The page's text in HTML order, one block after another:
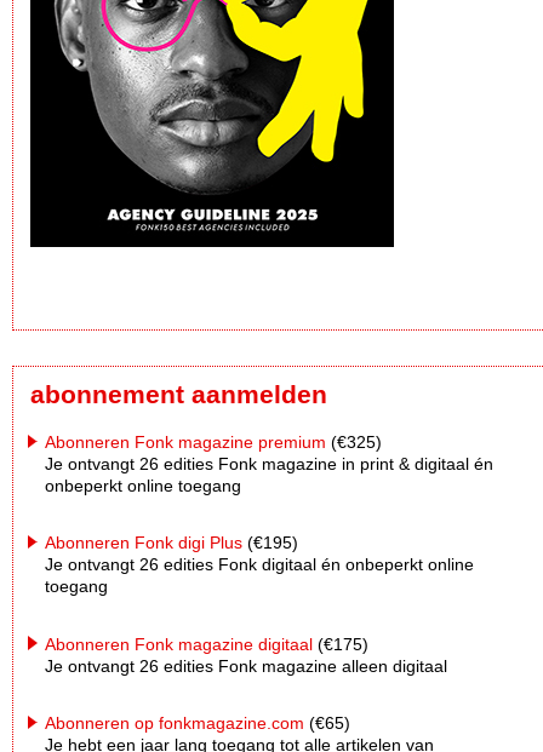
abonnement aanmelden
Abonneren Fonk magazine premium (€325)
Je ontvangt 26 edities Fonk magazine in print & digitaal én
onbeperkt online toegang
Abonneren Fonk digi Plus (€195)
Je ontvangt 26 edities Fonk digitaal én onbeperkt online
toegang
Abonneren Fonk magazine digitaal (€175)
Je ontvangt 26 edities Fonk magazine alleen digitaal
Abonneren op fonkmagazine.com (€65)
Je hebt een jaar lang toegang tot alle artikelen van